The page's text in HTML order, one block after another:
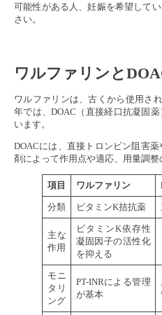
可能性がある人、妊娠を希望して
さい。
ワルファリンと
ワルファリンは、古くから使用さ
年では、DOAC（直接経口抗凝固
います。
DOACには、直接トロンビン阻害
剤によって作用点や適応、用量調整
項目 ワルファリン
分類 ビタミンK拮抗薬
主な
作用
ビタミンK依存性
凝固因子の活性化
を抑える
モニ
タリ
ング
PT-INRによる管理
が基本